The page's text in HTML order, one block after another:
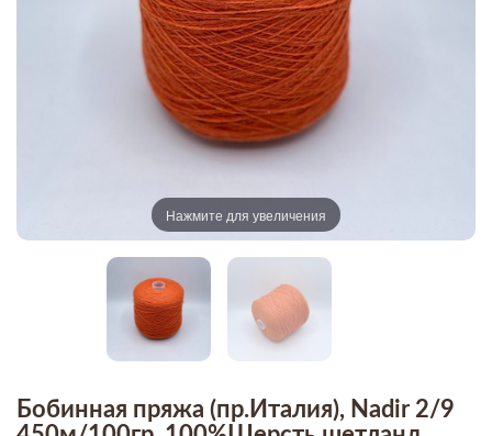
Нажмите для увеличения
Бобинная пряжа (пр.Италия), Nadir 2/9